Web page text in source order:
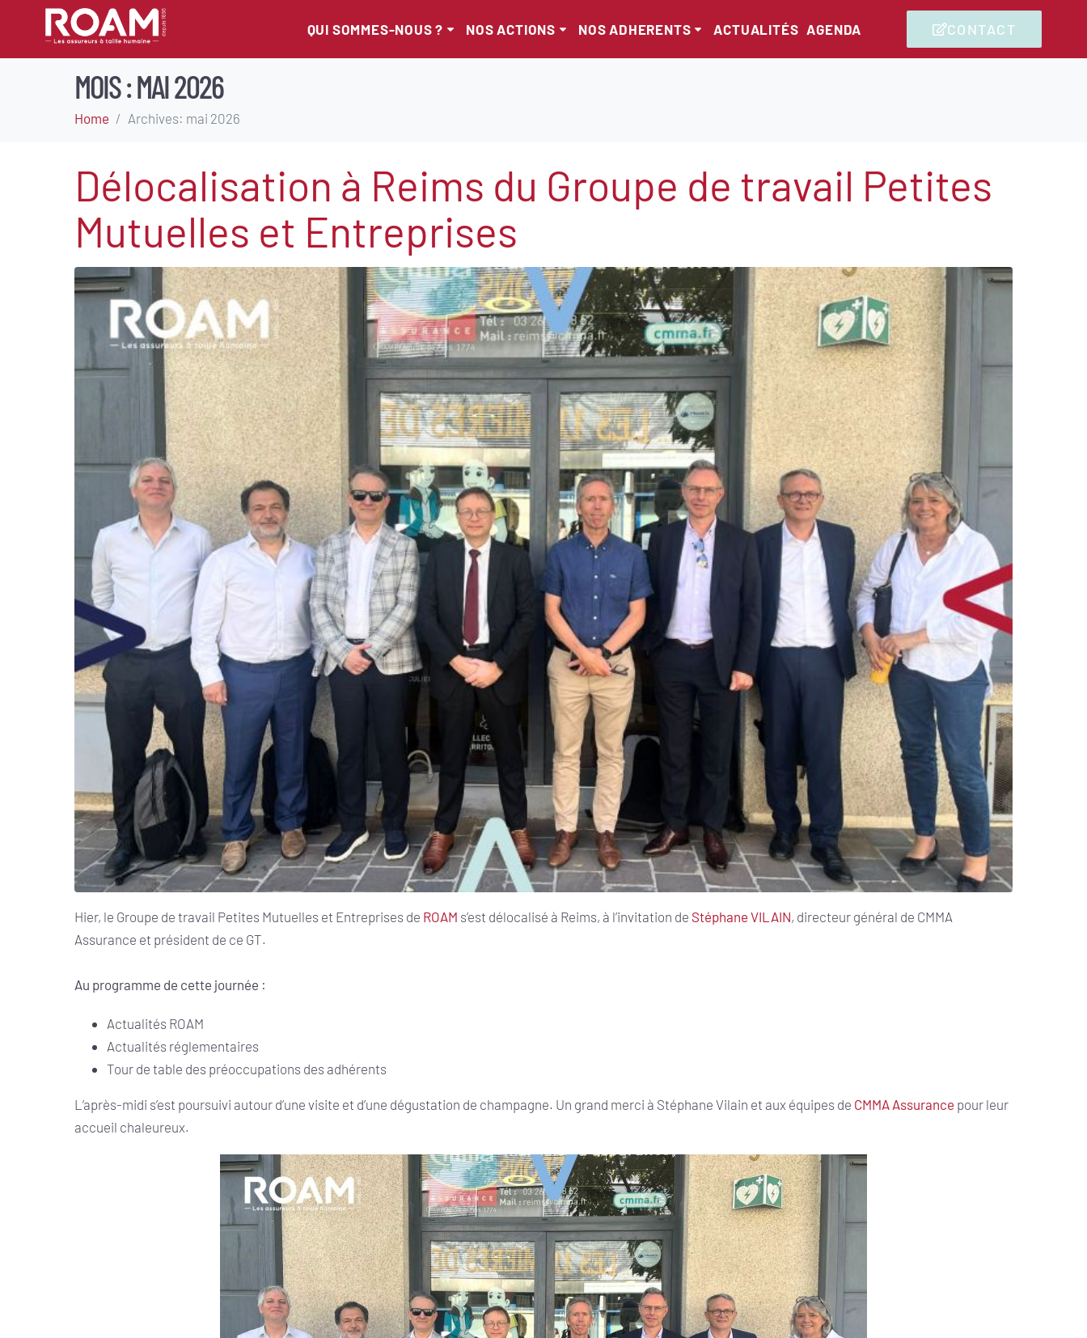
QUI SOMMES-NOUS ? NOS ACTIONS NOS ADHERENTS ACTUALITÉS AGENDA CONTACT
MOIS :MAI 2026
Home Archives: mai 2026
Délocalisation à Reims du Groupe de travail Petites
Mutuelles et Entreprises
Hier, le Groupe de travail Petites Mutuelles et Entreprises de ROAM s’est délocalisé à Reims, à l’invitation de Stéphane VILAIN, directeur général de CMMA
Assurance et président de ce GT.
Au programme de cette journée :
Actualités ROAM
Actualités réglementaires
Tour de table des préoccupations des adhérents
L’après-midi s’est poursuivi autour d’une visite et d’une dégustation de champagne. Un grand merci à Stéphane Vilain et aux équipes de CMMA Assurance pour leur
accueil chaleureux.